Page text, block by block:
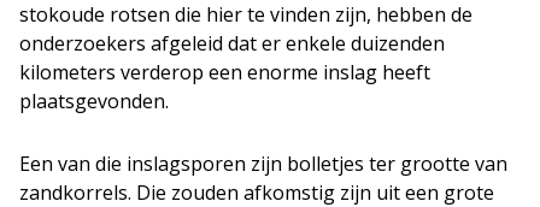
stokoude rotsen die hier te vinden zijn, hebben de
onderzoekers afgeleid dat er enkele duizenden
kilometers verderop een enorme inslag heeft
plaatsgevonden.
Een van die inslagsporen zijn bolletjes ter grootte van
zandkorrels. Die zouden afkomstig zijn uit een grote